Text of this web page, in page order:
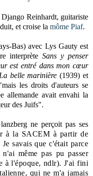
Reinhardt, guitariste
et croise la môme Piaf.
Bas) avec Lys Gauty est
interprète Sans y penser
est entré dans mon cœur
La belle marinière(1939) et
les droits d'auteurs se
allemande avait envahi la
des Juifs".
ne perçoit pas ses
à la SACEM à partir de
savais que c'était parce
même pas pu passer
à l'époque, ndlr). J'ai fini
qui ne m'a jamais